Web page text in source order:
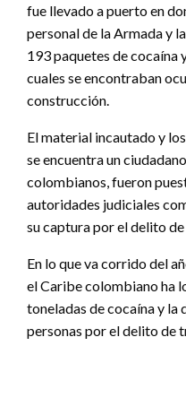
fue llevado a puerto en
personal de la Armada y
193 paquetes de cocaína
cuales se encontraban
construcción.
El material incautado y
se encuentra un
colombianos, fueron
autoridades judiciales
su captura por el delito
En lo que va corrido del
el Caribe colombiano ha
toneladas de cocaína y la
personas por el delito de